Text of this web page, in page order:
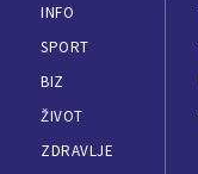
INFO
SPORT
BIZ
ŽIVOT
ZDRAVLJE